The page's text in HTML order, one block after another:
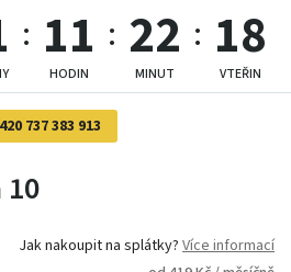
11
HODIN
22
MINUT
16
VTEŘIN
737 383 913
Jak nakoupit na splátky? Více informací